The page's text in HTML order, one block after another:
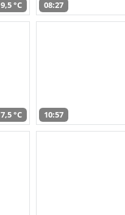
9,5 °C 08:27
7,5 °C 10:57